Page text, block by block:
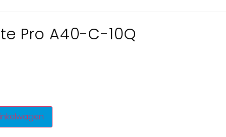
Pro A40-C-10Q